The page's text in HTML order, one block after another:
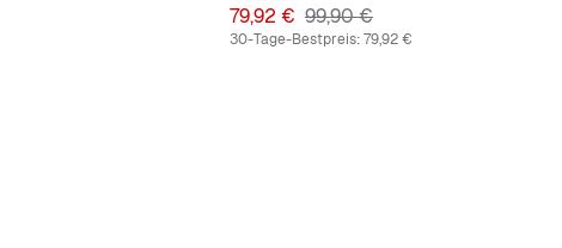
Preis
79,92 € Originalpreis
99,90 €
30-Tage-Bestpreis:79,92 €